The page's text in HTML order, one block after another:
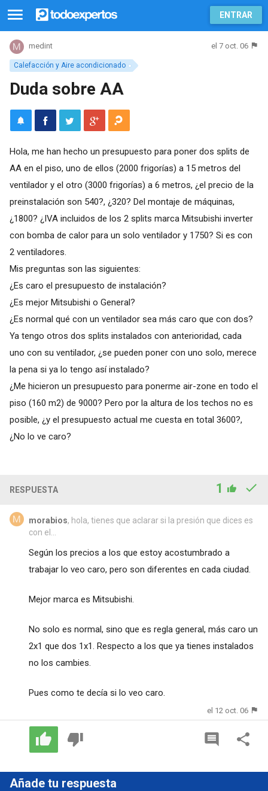
ENTRAR
Calefacción y Aire acondicionado
medint el 7 oct. 06
Duda sobre AA
Hola, me han hecho un presupuesto para poner dos splits de
AA en el piso, uno de ellos (2000 frigorías) a 15 metros del
ventilador y el otro (3000 frigorías) a 6 metros, ¿el precio de la
preinstalación son 540?, ¿320? Del montaje de máquinas,
¿1800? ¿IVA incluidos de los 2 splits marca Mitsubishi inverter
con bomba de calor para un solo ventilador y 1750? Si es con
2 ventiladores.
Mis preguntas son las siguientes:
¿Es caro el presupuesto de instalación?
¿Es mejor Mitsubishi o General?
¿Es normal qué con un ventilador sea más caro que con dos?
Ya tengo otros dos splits instalados con anterioridad, cada
uno con su ventilador, ¿se pueden poner con uno solo, merece
la pena si ya lo tengo así instalado?
¿Me hicieron un presupuesto para ponerme air-zone en todo el
piso (160 m2) de 9000? Pero por la altura de los techos no es
posible, ¿y el presupuesto actual me cuesta en total 3600?,
¿No lo ve caro?
RESPUESTA 1
morabios, hola, tienes que aclarar si la presión que dices es
con el...
Según los precios a los que estoy acostumbrado a
trabajar lo veo caro, pero son diferentes en cada ciudad.
Mejor marca es Mitsubishi.
No solo es normal, sino que es regla general, más caro un
2x1 que dos 1x1. Respecto a los que ya tienes instalados
no los cambies.
Pues como te decía si lo veo caro.
el 12 oct. 06
Añade tu respuesta